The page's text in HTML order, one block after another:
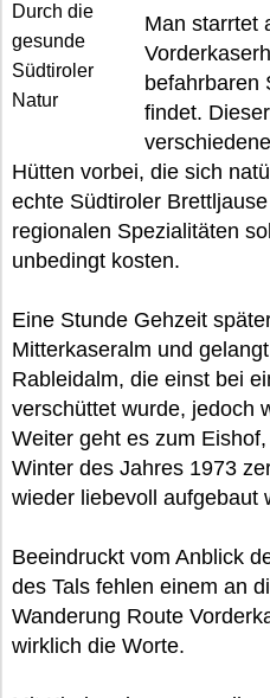
Durch die
gesunde
Südtiroler
Natur
Man starrtet
befahrbaren
findet.
Hütten vorbei, die sich
echte Südtiroler
regionalen Spezialitäten
unbedingt kosten.
Eine Stunde Gehzeit
Mitterkaseralm und
Rableidalm, die einst bei
verschüttet wurde, jedoch
Weiter geht es zum
Winter des Jahres 1973
wieder liebevoll aufgebaut
Beeindruckt vom Anblick
des Tals fehlen einem an
Wanderung Route
wirklich die Worte.